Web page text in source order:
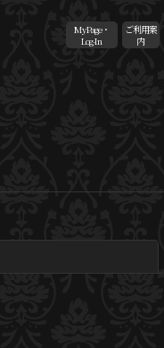
MyPage・
Log-In
ご利用案
内